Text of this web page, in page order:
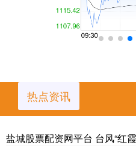
热点资讯
盐城股票配资网平台 台风“红